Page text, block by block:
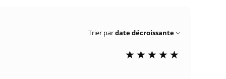
Trier pardate décroissante